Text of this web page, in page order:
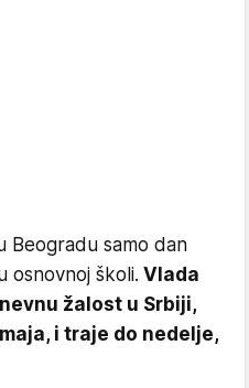
Beogradu samo dan
osnovnoj školi. Vlada
žalost u Srbiji,
i traje do nedelje,